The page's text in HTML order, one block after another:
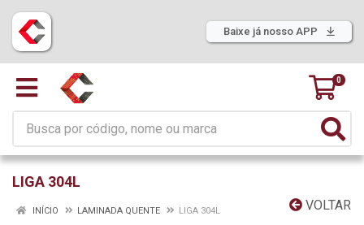
Baixe já nosso APP
0
LIGA 304L
VOLTAR
INÍCIO LAMINADA QUENTE LIGA 304L